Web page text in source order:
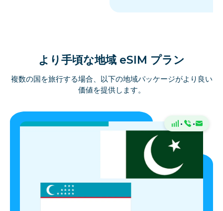
より手頃な地域 eSIM プラン
複数の国を旅行する場合、以下の地域パッケージがより良い
価値を提供します。
· ·